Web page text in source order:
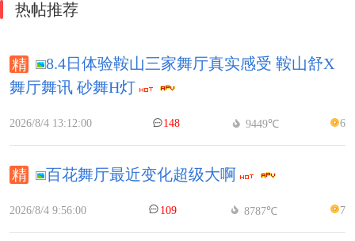
热帖推荐
8.4日体验鞍山三家舞厅真实感受 鞍山舒X
舞厅舞讯 砂舞H灯
2026/8/4 13:12:00 148 9449℃ 6
百花舞厅最近变化超级大啊
2026/8/4 9:56:00 109 8787℃ 7